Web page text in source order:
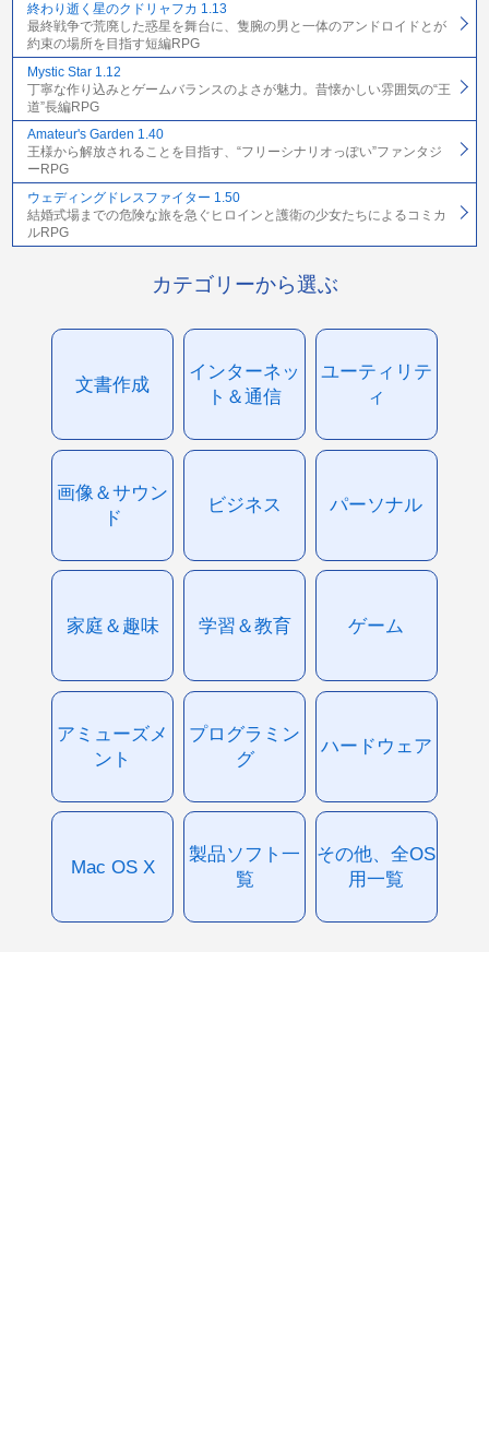
終わり逝く星のクドリャフカ 1.13
最終戦争で荒廃した惑星を舞台に、隻腕の男と一体のアンドロイドとが
約束の場所を目指す短編RPG
Mystic Star 1.12
丁寧な作り込みとゲームバランスのよさが魅力。昔懐かしい雰囲気の“王
道”長編RPG
Amateur's Garden 1.40
王様から解放されることを目指す、“フリーシナリオっぽい”ファンタジ
ーRPG
ウェディングドレスファイター 1.50
結婚式場までの危険な旅を急ぐヒロインと護衛の少女たちによるコミカ
ルRPG
カテゴリーから選ぶ
文書作成
インターネッ
ト＆通信
ユーティリテ
ィ
画像＆サウン
ド
ビジネス パーソナル
家庭＆趣味 学習＆教育 ゲーム
アミューズメ
ント
プログラミン
グ
ハードウェア
Mac OS X
製品ソフト一
覧
その他、全OS
用一覧